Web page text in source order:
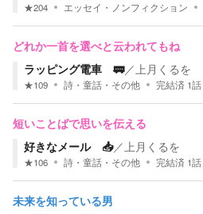
★204 エッセイ・ノンフィクション
どれか一首を選べと云われてもね
ラッピング電車 🚃／上月くるを
★109 詩・童話・その他 完結済 1話
短いことばで思いを伝える
好きなメール 📥／上月くるを
★106 詩・童話・その他 完結済 1話
未来を知っている男